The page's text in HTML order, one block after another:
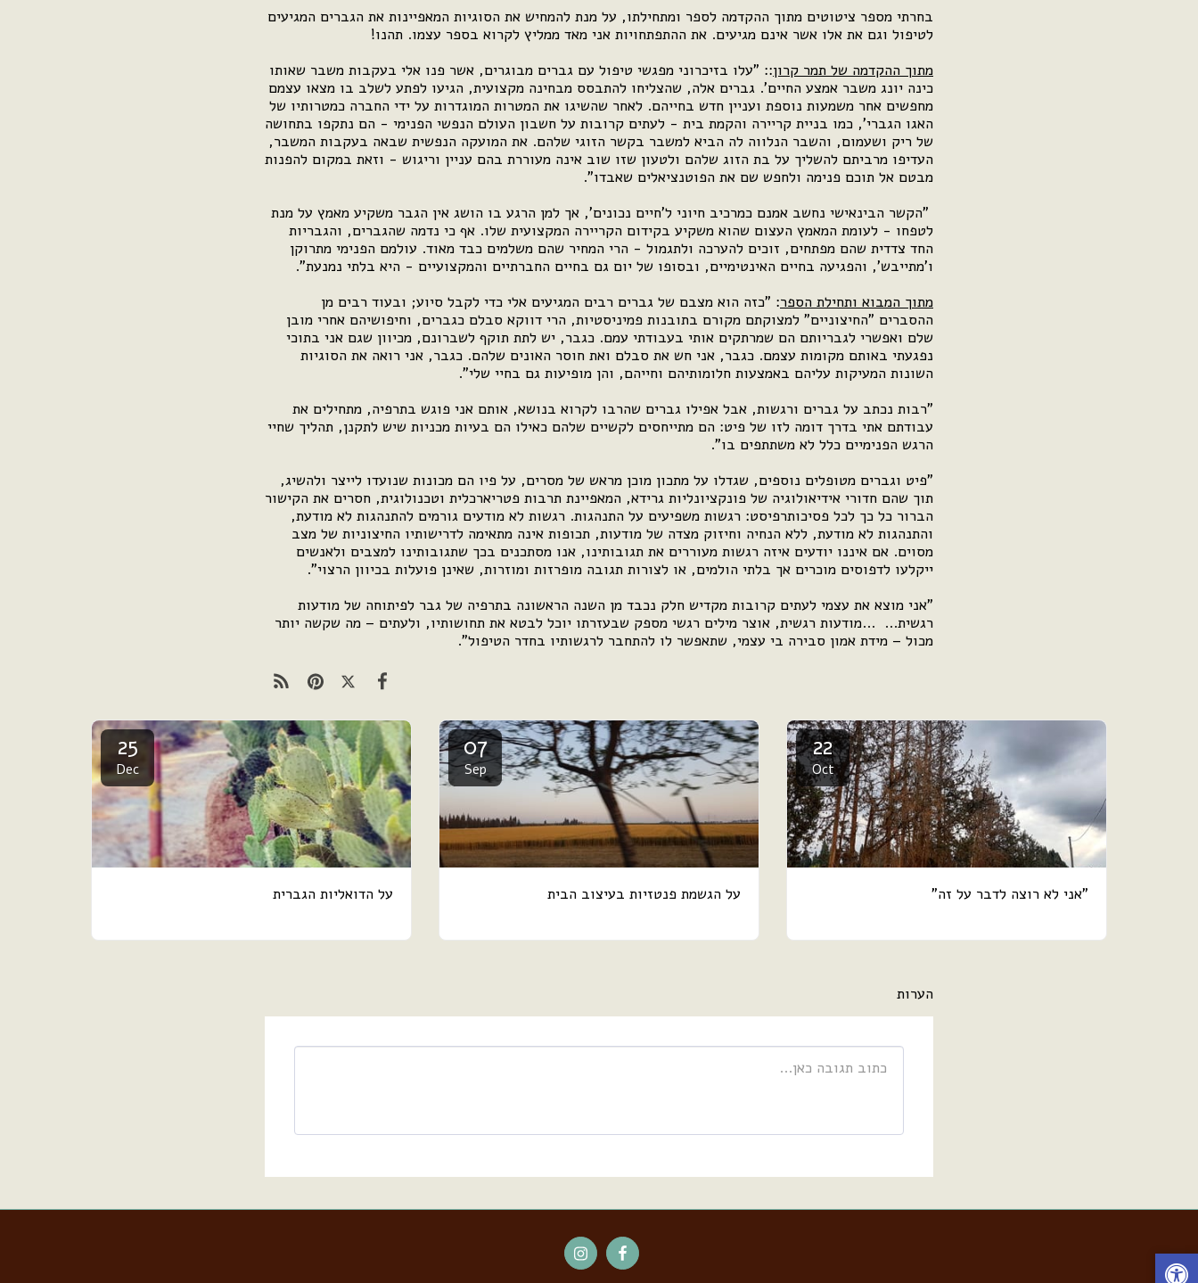
בחרתי מספר ציטוטים מתוך ההקדמה לספר ומתחילתו, על מנת להמחיש את הסוגיות המאפיינות את הגברים המגיעים
לטיפול וגם את אלו אשר אינם מגיעים. את ההתפתחויות אני מאד ממליץ לקרוא בספר עצמו. תהנו!
מתוך ההקדמה של תמר קרון:: "עלו בזיכרוני מפגשי טיפול עם גברים מבוגרים, אשר פנו אלי בעקבות משבר שאותו
כינה יונג משבר אמצע החיים'. גברים אלה, שהצליחו להתבסס מבחינה מקצועית, הגיעו לפתע לשלב בו מצאו עצמם
מחפשים אחר משמעות נוספת ועניין חדש בחייהם. לאחר שהשיגו את המטרות המוגדרות על ידי החברה כמטרותיו של
האגו הגברי', כמו בניית קריירה והקמת בית - לעתים קרובות על חשבון העולם הנפשי הפנימי - הם נתקפו בתחושה
של ריק ושעמום, והשבר הנלווה לה הביא למשבר בקשר הזוגי שלהם. את המועקה הנפשית שבאה בעקבות המשבר,
העדיפו מרביתם להשליך על בת הזוג שלהם ולטעון שזו שוב אינה מעוררת בהם עניין וריגוש - וזאת במקום להפנות
מבטם אל תוכם פנימה ולחפש שם את הפוטנציאלים שאבדו".
"הקשר הבינאישי נחשב אמנם כמרכיב חיוני ל'חיים נכונים', אך למן הרגע בו הושג אין הגבר משקיע מאמץ על מנת
לטפחו - לעומת המאמץ העצום שהוא משקיע בקידום הקריירה המקצועית שלו. אף כי נדמה שהגברים, והגבריות
החד צדדית שהם מפתחים, זוכים להערכה ולתגמול - הרי המחיר שהם משלמים כבד מאוד. עולמם הפנימי מתרוקן
ו'מתייבש', והפגיעה בחיים האינטימיים, ובסופו של יום גם בחיים החברתיים והמקצועיים - היא בלתי נמנעת".
מתוך המבוא ותחילת הספר: "כזה הוא מצבם של גברים רבים המגיעים אלי כדי לקבל סיוע; ובעוד רבים מן
ההסברים "החיצוניים" למצוקתם מקורם בתובנות פמיניסטיות, הרי דווקא סבלם כגברים, וחיפושיהם אחרי מובן
שלם ואפשרי לגבריותם הם שמרתקים אותי בעבודתי עמם. כגבר, יש לתת תוקף לשברונם, מכיוון שגם אני בתוכי
נפגעתי באותם מקומות עצמם. כגבר, אני חש את סבלם ואת חוסר האונים שלהם. כגבר, אני רואה את הסוגיות
השונות המעיקות עליהם באמצעות חלומותיהם וחייהם, והן מופיעות גם בחיי שלי".
"רבות נכתב על גברים ורגשות, אבל אפילו גברים שהרבו לקרוא בנושא, אותם אני פוגש בתרפיה, מתחילים את
עבודתם אתי בדרך דומה לזו של פיט: הם מתייחסים לקשיים שלהם כאילו הם בעיות מכניות שיש לתקנן, תהליך שחיי
הרגש הפנימיים כלל לא משתתפים בו".
"פיט וגברים מטופלים נוספים, שגדלו על מתכון מוכן מראש של מסרים, על פיו הם מכונות שנועדו לייצר ולהשיג,
תוך שהם חדורי אידיאולוגיה של פונקציונליות גרידא, המאפיינת תרבות פטריארכלית וטכנולוגית, חסרים את הקישור
הברור כל כך לכל פסיכותרפיסט: רגשות משפיעים על התנהגות. רגשות לא מודעים גורמים להתנהגות לא מודעת,
והתנהגות לא מודעת, ללא הנחיה וחיזוק מצדה של מודעות, תכופות אינה מתאימה לדרישותיו החיצוניות של מצב
מסוים. אם איננו יודעים איזה רגשות מעוררים את תגובותינו, אנו מסתכנים בכך שתגובותינו למצבים ולאנשים
ייקלעו לדפוסים מוכרים אך בלתי הולמים, או לצורות תגובה מופרזות ומוזרות, שאינן פועלות בכיוון הרצוי".
"אני מוצא את עצמי לעתים קרובות מקדיש חלק נכבד מן השנה הראשונה בתרפיה של גבר לפיתוחה של מודעות
רגשית... ...מודעות רגשית, אוצר מילים רגשי מספק שבעזרתו יוכל לבטא את תחושותיו, ולעתים – מה שקשה יותר
מכול – מידת אמון סבירה בי עצמי, שתאפשר לו להתחבר לרגשותיו בחדר הטיפול".
22
Oct
"אני לא רוצה לדבר על זה"
07
Sep
על הגשמת פנטזיות בעיצוב הבית
25
Dec
על הדואליות הגברית
הערות